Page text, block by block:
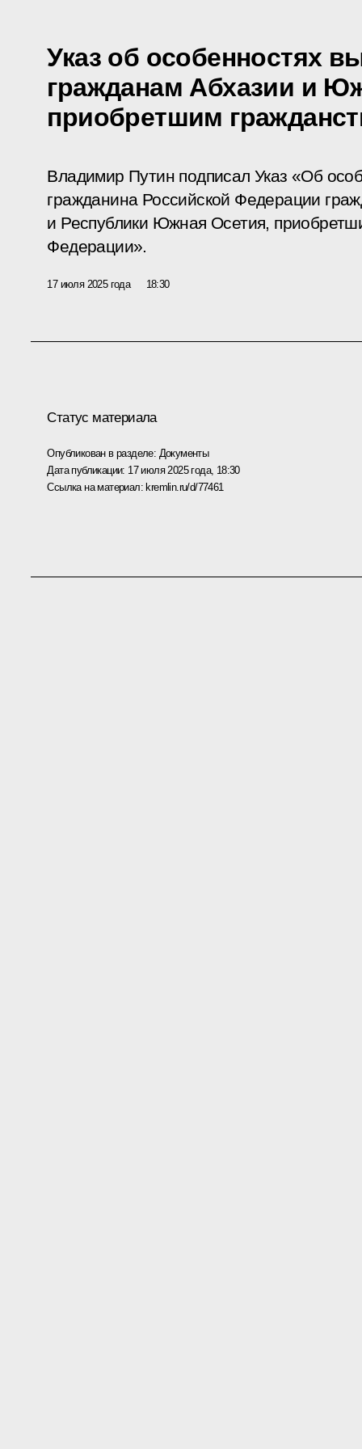
Указ об особенностях
гражданам Абхазии и
приобретшим
Владимир Путин подписал Указ «Об
гражданина Российской Федерации
и Республики Южная Осетия,
Федерации».
17 июля 2025 года 18:30
Статус материала
Опубликован в разделе: Документы
Дата публикации: 17 июля 2025 года, 18:30
Ссылка на материал: kremlin.ru/d/77461